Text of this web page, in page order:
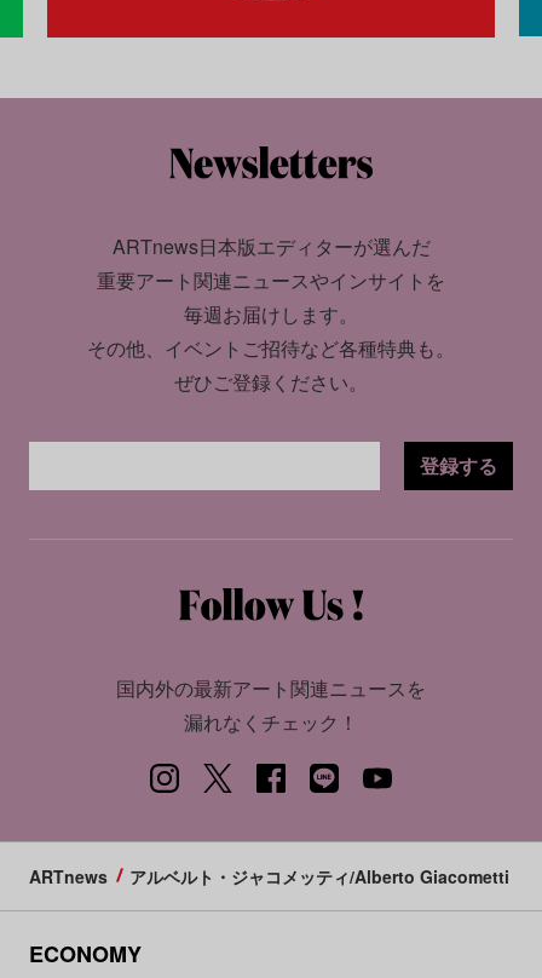
ARTnews日本版エディターが選んだ
重要アート関連ニュースやインサイトを
毎週お届けします。
その他、イベントご招待など各種特典も。
ぜひご登録ください。
登録する
国内外の最新アート関連ニュースを
漏れなくチェック！
ARTnews アルベルト・ジャコメッティ/Alberto Giacometti
ECONOMY